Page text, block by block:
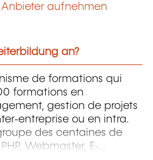
aufnehmen
an?
de formations qui
formations en
gestion de projets
entreprise ou en intra.
des centaines de
Webmaster, E-